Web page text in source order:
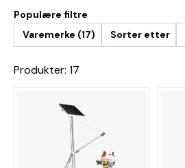
Populære filtre
Varemerke (17)
Sorter etter
Produkter: 17